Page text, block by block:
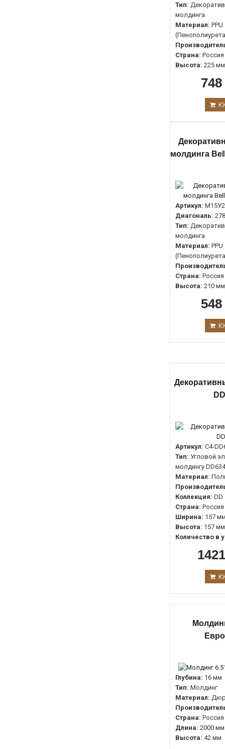
Тип:
молдинга
Материал: PPU
Страна: Россия
Высота: 225 мм
молдинга
Артикул: М15У2
Диагональ:
Тип:
молдинга
Материал: PPU
Страна: Россия
Высота: 210 мм
Артикул: C4-
Тип: Угловой
молдингу DD634
Материал:
Коллекция: DD
Страна: Россия
Ширина: 157
Высота: 157 мм
Количество в
Глубина: 16 мм
Тип: Молдинг
Материал:
Страна: Россия
Длина: 2000 мм
Высота: 42 мм